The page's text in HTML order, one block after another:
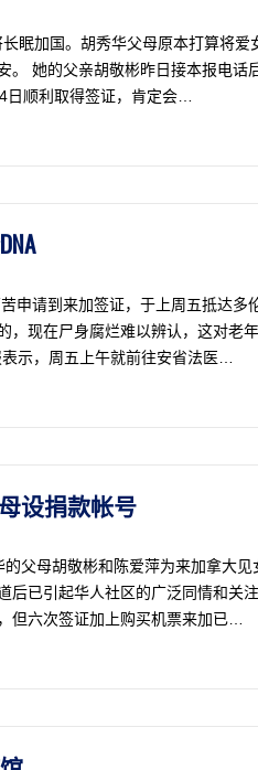
眠加国。胡秀华父母原本打算将爱
她的父亲胡敬彬昨日接本报电话
顺利取得签证，肯定会…
申请到来加签证，于上周五抵达多
，现在尸身腐烂难以辨认，这对老
示，周五上午就前往安省法医…
设捐款帐号
父母胡敬彬和陈爱萍为来加拿大见
后已引起华人社区的广泛同情和关
但六次签证加上购买机票来加已…